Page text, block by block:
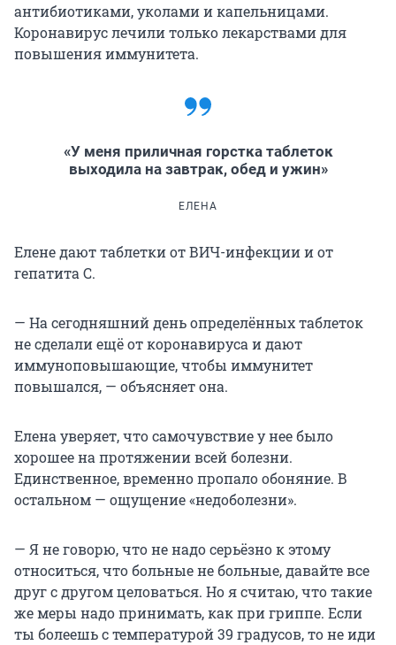
антибиотиками, уколами и капельницами.
Коронавирус лечили только лекарствами для
повышения иммунитета.
«У меня приличная горстка таблеток
выходила на завтрак, обед и ужин»
ЕЛЕНА
Елене дают таблетки от ВИЧ-инфекции и от
гепатита С.
— На сегодняшний день определённых таблеток
не сделали ещё от коронавируса и дают
иммуноповышающие, чтобы иммунитет
повышался, — объясняет она.
Елена уверяет, что самочувствие у нее было
хорошее на протяжении всей болезни.
Единственное, временно пропало обоняние. В
остальном — ощущение «недоболезни».
— Я не говорю, что не надо серьёзно к этому
относиться, что больные не больные, давайте все
друг с другом целоваться. Но я считаю, что такие
же меры надо принимать, как при гриппе. Если
ты болеешь с температурой 39 градусов, то не иди